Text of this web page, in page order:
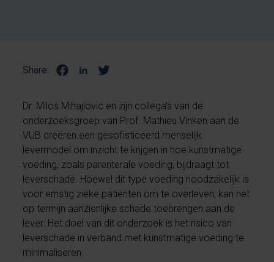
Share:
Dr. Milos Mihajlovic en zijn collega's van de
onderzoeksgroep van Prof. Mathieu Vinken aan de
VUB creëren een gesofisticeerd menselijk
levermodel om inzicht te krijgen in hoe kunstmatige
voeding, zoals parenterale voeding, bijdraagt tot
leverschade. Hoewel dit type voeding noodzakelijk is
voor ernstig zieke patiënten om te overleven, kan het
op termijn aanzienlijke schade toebrengen aan de
lever. Het doel van dit onderzoek is het risico van
leverschade in verband met kunstmatige voeding te
minimaliseren.